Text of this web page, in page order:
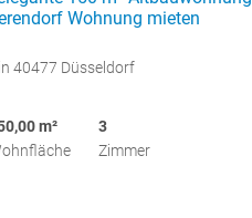
Wohnung mieten
40477 Düsseldorf
m²
3
Zimmer